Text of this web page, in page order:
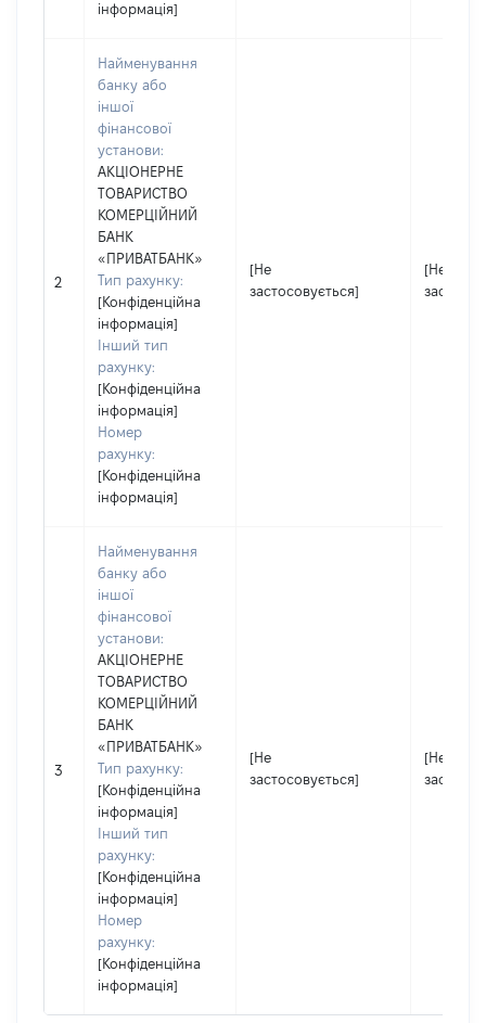
інформація]
2
Найменування
банку або
іншої
фінансової
установи:
АКЦІОНЕРНЕ
ТОВАРИСТВО
КОМЕРЦІЙНИЙ
БАНК
«ПРИВАТБАНК»
Тип рахунку:
[Конфіденційна
інформація]
Інший тип
рахунку:
[Конфіденційна
інформація]
Номер
рахунку:
[Конфіденційна
інформація]
[Не
застосовується]
[Не
3
Найменування
банку або
іншої
фінансової
установи:
АКЦІОНЕРНЕ
ТОВАРИСТВО
КОМЕРЦІЙНИЙ
БАНК
«ПРИВАТБАНК»
Тип рахунку:
[Конфіденційна
інформація]
Інший тип
рахунку:
[Конфіденційна
інформація]
Номер
рахунку:
[Конфіденційна
інформація]
[Не
застосовується]
[Не